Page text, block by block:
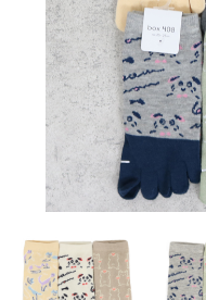
カテゴリー
コンテンツ
品番でおまとめ注文
ご利用ガイド